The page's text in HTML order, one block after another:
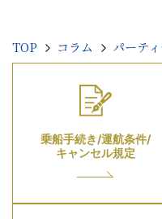
TOP コラム パーテ
乗船手続き/運航条件/
キャンセル規定